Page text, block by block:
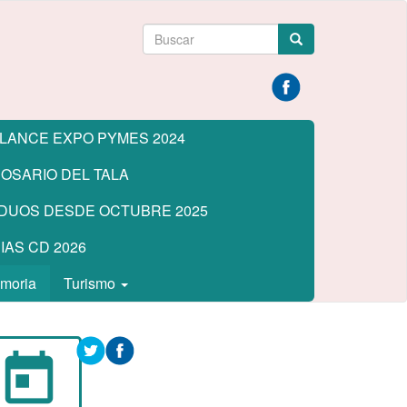
Formulario
búsqueda
EXPO PYMES 2024
DEL TALA
DESDE OCTUBRE 2025
CD 2026
Turismo
today